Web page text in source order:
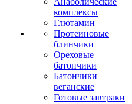
комплексы
Глютамин
Протеиновые
блинчики
Ореховые
батончики
Батончики
веганские
Готовые завтраки